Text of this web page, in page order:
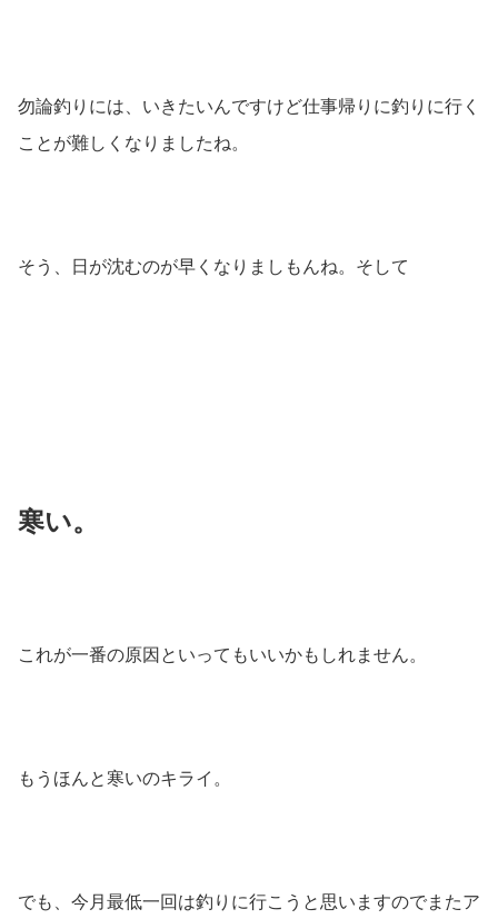
勿論釣りには、いきたいんですけど仕事帰りに釣りに行く
ことが難しくなりましたね。
そう、日が沈むのが早くなりましもんね。そして
寒い。
これが一番の原因といってもいいかもしれません。
もうほんと寒いのキライ。
でも、今月最低一回は釣りに行こうと思いますのでまたア